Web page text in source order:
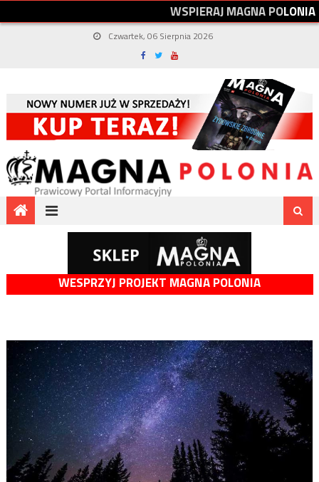
WSPIERAJMAGNAPOLONIA
Czwartek, 06 Sierpnia 2026
WESPRZYJ PROJEKT MAGNA POLONIA